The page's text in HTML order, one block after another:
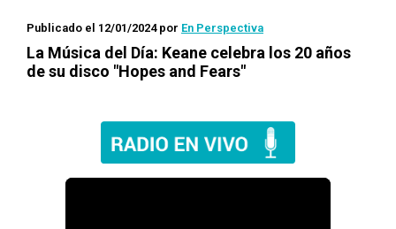
Publicado el 12/01/2024por En Perspectiva
La Música del Día: Keane celebra los 20 años
de su disco "Hopes and Fears"